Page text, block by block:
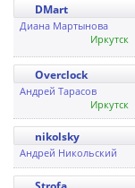
DMart
Диана Мартынова
Иркутск
Overclock
Андрей Тарасов
Иркутск
nikolsky
Андрей Никольский